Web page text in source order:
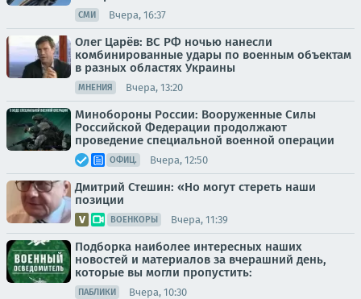
СМИ Вчера, 16:37
Олег Царёв: ВС РФ ночью нанесли
комбинированные удары по военным объектам
в разных областях Украины
МНЕНИЯ Вчера, 13:20
Минобороны России: Вооруженные Силы
Российской Федерации продолжают
проведение специальной военной операции
ОФИЦ. Вчера, 12:50
Дмитрий Стешин: «Но могут стереть наши
позиции
ВОЕНКОРЫ Вчера, 11:39
Подборка наиболее интересных наших
новостей и материалов за вчерашний день,
которые вы могли пропустить:
ПАБЛИКИ Вчера, 10:30